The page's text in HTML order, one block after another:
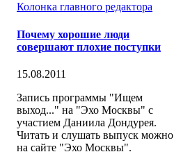
Колонка главного редактора
Почему хорошие люди
совершают плохие поступки
15.08.2011
Запись программы "Ищем
выход..." на "Эхо Москвы" с
участием Даниила Дондурея.
Читать и слушать выпуск можно
на сайте "Эхо Москвы".